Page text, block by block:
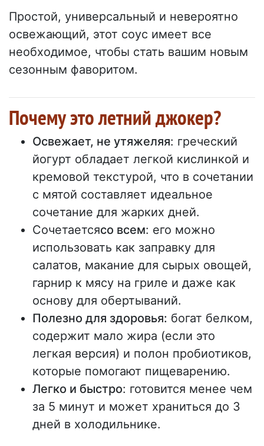
Простой, универсальный и невероятно
освежающий, этот соус имеет все
необходимое, чтобы стать вашим новым
сезонным фаворитом.
Почему это летний джокер?
Освежает, не утяжеляя: греческий
йогурт обладает легкой кислинкой и
кремовой текстурой, что в сочетании
с мятой составляет идеальное
сочетание для жарких дней.
Сочетаетсясо всем: его можно
использовать как заправку для
салатов, макание для сырых овощей,
гарнир к мясу на гриле и даже как
основу для обертываний.
Полезно для здоровья: богат белком,
содержит мало жира (если это
легкая версия) и полон пробиотиков,
которые помогают пищеварению.
Легко и быстро: готовится менее чем
за 5 минут и может храниться до 3
дней в холодильнике.